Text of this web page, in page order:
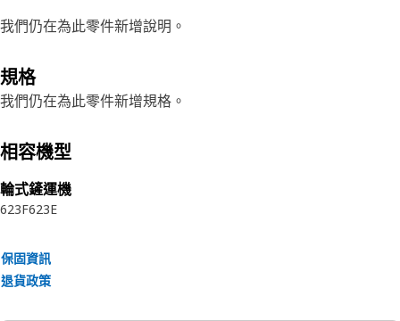
我們仍在為此零件新增說明。
規格
我們仍在為此零件新增規格。
相容機型
輪式鏟運機
623F623E
保固資訊
退貨政策